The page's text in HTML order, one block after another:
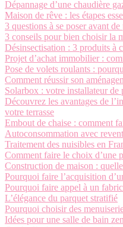
Dépannage d’une chaudière
Maison de rêve : les étapes
3 questions à se poser avant
3 conseils pour bien choisir la
Désinsectisation : 3 produits à
Projet d’achat immobilier :
Pose de volets roulants :
Comment réussir son
Solarbox : votre installateur de
Découvrez les avantages de
votre terrasse
Embout de chaise : comment
Autoconsommation avec
Traitement des nuisibles en
Comment faire le choix d’une
Construction de maison :
Pourquoi faire l’acquisition
Pourquoi faire appel à un
L’élégance du parquet stratifié
Pourquoi choisir des
Idées pour une salle de bain